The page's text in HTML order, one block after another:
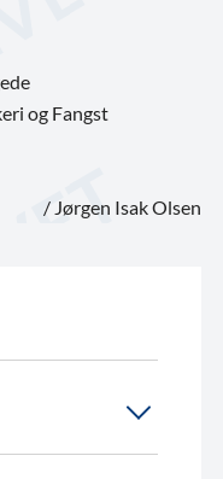
og Fangst
/ Jørgen Isak Olsen